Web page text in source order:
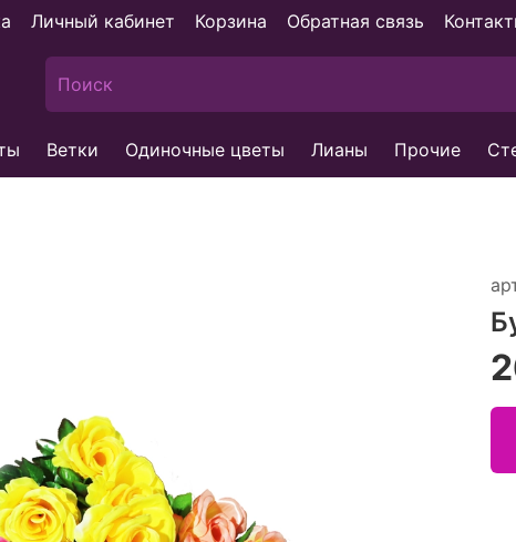
Личный кабинет Корзина Обратная связь
Ветки Одиночные цветы Лианы Прочие